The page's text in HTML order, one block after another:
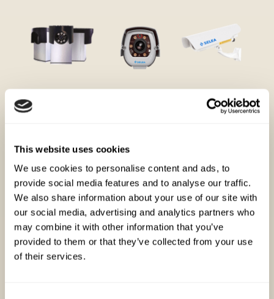
This website uses cookies
We use cookies to personalise content and ads, to
provide social media features and to analyse our traffic.
We also share information about your use of our site with
our social media, advertising and analytics partners who
may combine it with other information that you’ve
provided to them or that they’ve collected from your use
of their services.
Şehir güvenliği